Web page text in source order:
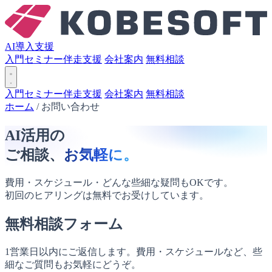
AI導入支援
入門セミナー伴走支援 会社案内 無料相談
入門セミナー伴走支援 会社案内 無料相談
ホーム / お問い合わせ
AI活用の
ご相談、 お気軽に。
費用・スケジュール・どんな些細な疑問もOKです。
初回のヒアリングは無料でお受けしています。
無料相談フォーム
1営業日以内にご返信します。費用・スケジュールなど、些
細なご質問もお気軽にどうぞ。